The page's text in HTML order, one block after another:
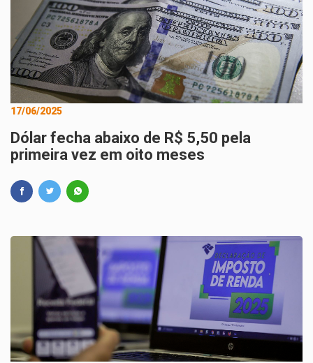
17/06/2025
Dólar fecha abaixo de R$ 5,50 pela
primeira vez em oito meses